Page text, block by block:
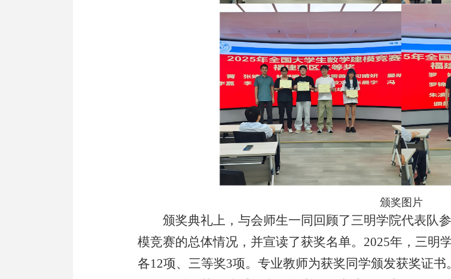
颁奖图片
颁奖典礼上，与会师生一同回顾了三明学院代表队
模竞赛的总体情况，并宣读了获奖名单。2025年，三明
各12项、三等奖3项。专业教师为获奖同学颁发获奖证书。